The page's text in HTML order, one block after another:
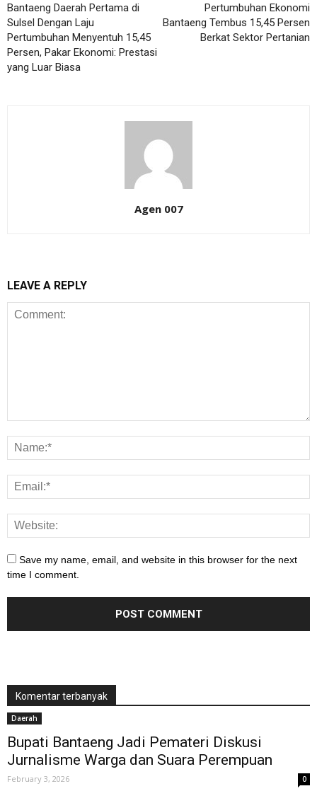
Bantaeng Daerah Pertama di
Sulsel Dengan Laju
Pertumbuhan Menyentuh 15,45
Persen, Pakar Ekonomi: Prestasi
yang Luar Biasa
Pertumbuhan Ekonomi
Bantaeng Tembus 15,45 Persen
Berkat Sektor Pertanian
Agen 007
LEAVE A REPLY
Save my name, email, and website in this browser for the next
time I comment.
Komentar terbanyak
Daerah
Bupati Bantaeng Jadi Pemateri Diskusi
Jurnalisme Warga dan Suara Perempuan
February 3, 2026 0